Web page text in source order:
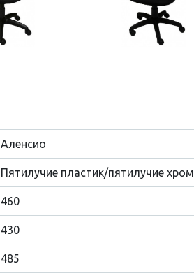
Аленсио
Пятилучие пластик/пятилучие хром
460
430
485